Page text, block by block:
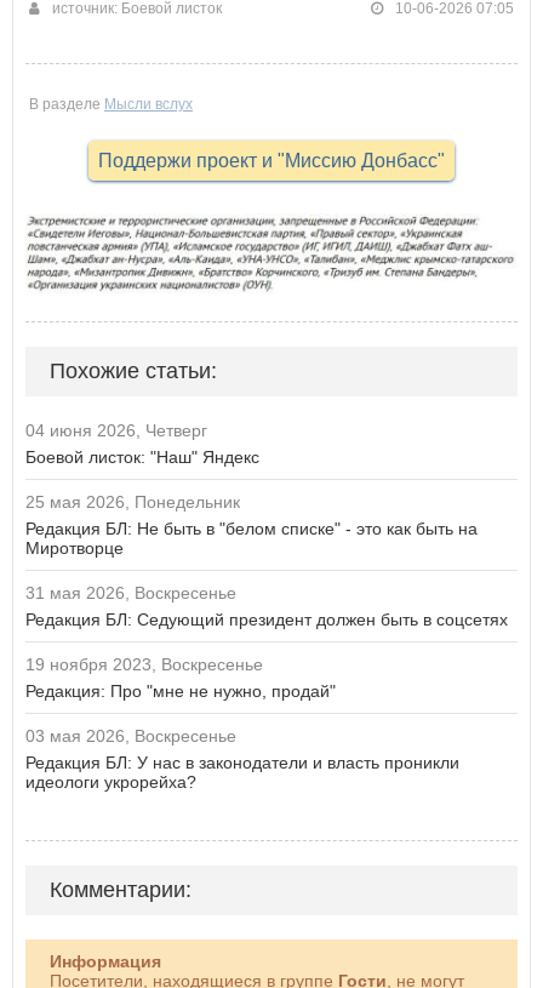
источник: Боевой листок 10-06-2026 07:05
В разделе Мысли вслух
Поддержи проект и "Миссию Донбасс"
Похожие статьи:
04 июня 2026, Четверг
Боевой листок: "Наш" Яндекс
25 мая 2026, Понедельник
Редакция БЛ: Не быть в "белом списке" - это как быть на
Миротворце
31 мая 2026, Воскресенье
Редакция БЛ: Седующий президент должен быть в соцсетях
19 ноября 2023, Воскресенье
Редакция: Про "мне не нужно, продай"
03 мая 2026, Воскресенье
Редакция БЛ: У нас в законодатели и власть проникли
идеологи укрорейха?
Комментарии:
Информация
Посетители, находящиеся в группе Гости, не могут